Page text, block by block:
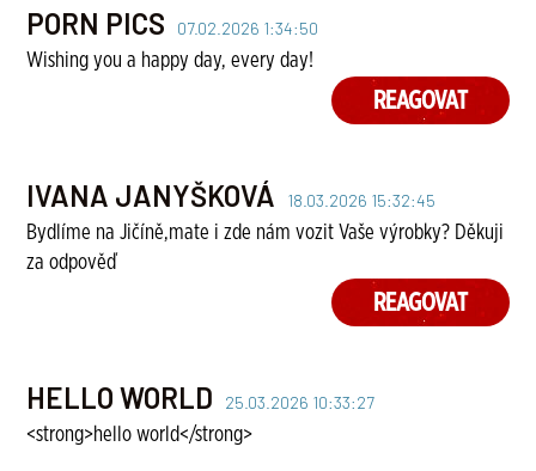
PORN PICS 07.02.2026 1:34:50
Wishing you a happy day, every day!
REAGOVAT
IVANA JANYŠKOVÁ 18.03.2026 15:32:45
Bydlíme na Jičíně,mate i zde nám vozit Vaše výrobky? Děkuji
za odpověď
REAGOVAT
HELLO WORLD 25.03.2026 10:33:27
<strong>hello world</strong>